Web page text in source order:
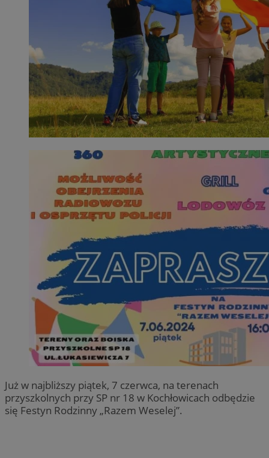
Już w najbliższy piątek, 7 czerwca, na terenach
przyszkolnych przy SP nr 18 w Kochłowicach odbędzie
się Festyn Rodzinny „Razem Weselej”.